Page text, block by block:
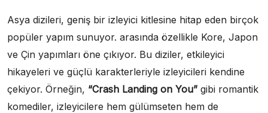
Asya dizileri, geniş bir izleyici kitlesine hitap eden birçok
popüler yapım sunuyor. arasında özellikle Kore, Japon
ve Çin yapımları öne çıkıyor. Bu diziler, etkileyici
hikayeleri ve güçlü karakterleriyle izleyicileri kendine
çekiyor. Örneğin, “Crash Landing on You” gibi romantik
komediler, izleyicilere hem gülümseten hem de